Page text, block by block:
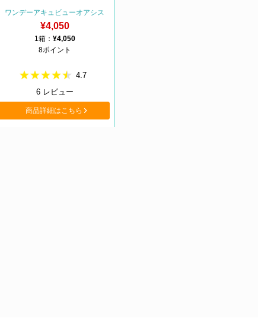
ワンデーアキュビューオアシス
¥4,050
1箱： ¥4,050
8ポイント
4.7
6レビュー
商品詳細はこちら